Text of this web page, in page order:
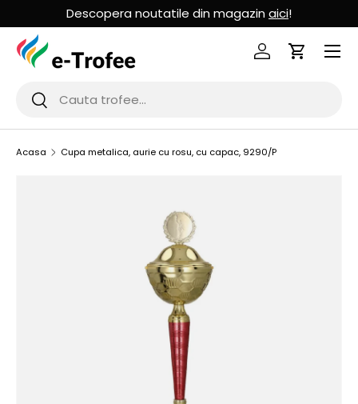
MERGI LA CONTINUT
Descopera noutatile din magazin aici!
Cauta
Cauta
Logheaza-te
Cos de
Acasa Cupa metalica, aurie cu rosu, cu capac, 9290/P